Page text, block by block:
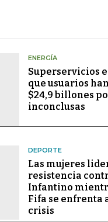
ENERGÍA
Superservicios
que usuarios
$24,9 billones
inconclusas
DEPORTE
Las mujeres
resistencia
Infantino
Fifa se enfrenta
crisis